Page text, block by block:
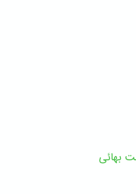
بهائی